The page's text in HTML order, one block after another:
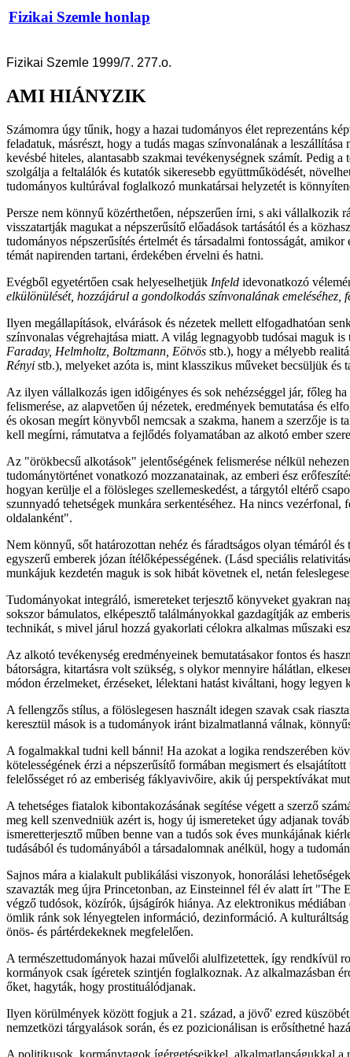
Fizikai Szemle honlap
Fizikai Szemle 1999/7. 277.o.
AMI HIÁNYZIK
Számomra úgy tűnik, hogy a hazai tudományos élet reprezentáns
feladatuk, másrészt, hogy a tudás magas színvonalának a
kevésbé hiteles, alantasabb szakmai tevékenységnek számít. Pedig
szolgálja a feltalálók és kutatók sikeresebb együttműködését,
tudományos kultúrával foglalkozó munkatársai helyzetét is
Persze nem könnyű közérthetően, népszerűen írni, s aki vállalkozik
visszatartják magukat a népszerűsítő előadások tartásától és a
tudományos népszerűsítés értelmét és társadalmi fontosságát,
témát napirenden tartani, érdekében érvelni és hatni.
Evégből egyetértően csak helyeselhetjük Infeld idevonatkozó
elkülönülését, hozzájárul a gondolkodás színvonalának
Ilyen megállapítások, elvárások és nézetek mellett elfogadhatóan
színvonalas végrehajtása miatt. A világ legnagyobb tudósai maguk
Faraday, Helmholtz, Boltzmann, Eötvös stb.), hogy a mélyebb
Rényi stb.), melyeket azóta is, mint klasszikus műveket becsüljük és
Az ilyen vállalkozás igen időigényes és sok nehézséggel jár, főleg
felismerése, az alapvetően új nézetek, eredmények bemutatása és
és okosan megírt könyvből nemcsak a szakma, hanem a szerzője is
kell megírni, rámutatva a fejlődés folyamatában az alkotó ember
Az "örökbecsű alkotások" jelentőségének felismerése nélkül
tudománytörténet vonatkozó mozzanatainak, az emberi ész
hogyan kerülje el a fölösleges szellemeskedést, a tárgytól eltérő
szunnyadó tehetségek munkára serkentéséhez. Ha nincs
oldalanként".
Nem könnyű, sőt határozottan nehéz és fáradtságos olyan témáról
egyszerű emberek józan ítélőképességének. (Lásd speciális
munkájuk kezdetén maguk is sok hibát követnek el, netán
Tudományokat integráló, ismereteket terjesztő könyveket gyakran
sokszor bámulatos, elképesztő találmányokkal gazdagítják az
technikát, s mivel járul hozzá gyakorlati célokra alkalmas műszaki
Az alkotó tevékenység eredményeinek bemutatásakor fontos és
bátorságra, kitartásra volt szükség, s olykor mennyire hálátlan,
módon érzelmeket, érzéseket, lélektani hatást kiváltani, hogy legyen
A fellengzős stílus, a fölöslegesen használt idegen szavak csak
keresztül mások is a tudományok iránt bizalmatlanná válnak,
A fogalmakkal tudni kell bánni! Ha azokat a logika rendszerében
kötelességének érzi a népszerűsítő formában megismert és
felelősséget ró az emberiség fáklyavivőire, akik új perspektívákat
A tehetséges fiatalok kibontakozásának segítése végett a szerző
meg kell szenvedniük azért is, hogy új ismereteket úgy adjanak
ismeretterjesztő műben benne van a tudós sok éves munkájának
tudásából és tudományából a társadalomnak anélkül, hogy a
Sajnos mára a kialakult publikálási viszonyok, honorálási
szavazták meg újra Princetonban, az Einsteinnel fél év alatt írt
végző tudósok, közírók, újságírók hiánya. Az elektronikus
ömlik ránk sok lényegtelen információ, dezinformáció. A
önös- és pártérdekeknek megfelelően.
A természettudományok hazai művelői alulfizetettek, így rendkívül
kormányok csak ígéretek szintjén foglalkoznak. Az alkalmazásban
őket, hagyták, hogy prostituálódjanak.
Ilyen körülmények között fogjuk a 21. század, a jövő' ezred
nemzetközi tárgyalások során, és ez pozicionálisan is erősíthetné
A politikusok, kormánytagok ígérgetéseikkel, alkalmatlanságukkal